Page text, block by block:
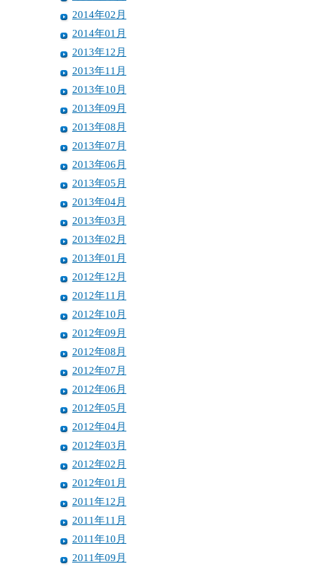
2014年02月
2014年01月
2013年12月
2013年11月
2013年10月
2013年09月
2013年08月
2013年07月
2013年06月
2013年05月
2013年04月
2013年03月
2013年02月
2013年01月
2012年12月
2012年11月
2012年10月
2012年09月
2012年08月
2012年07月
2012年06月
2012年05月
2012年04月
2012年03月
2012年02月
2012年01月
2011年12月
2011年11月
2011年10月
2011年09月